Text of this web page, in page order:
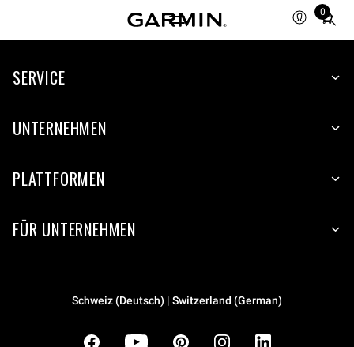
0
Total
SERVICE
UNTERNEHMEN
PLATTFORMEN
FÜR UNTERNEHMEN
Schweiz (Deutsch) | Switzerland (German)